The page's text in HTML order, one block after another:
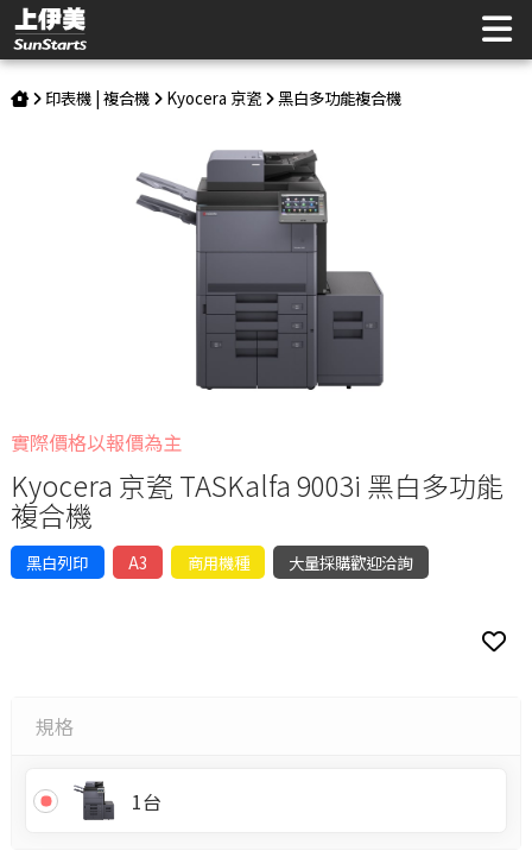
Kyocera 京瓷 TASKalfa 9003i 黑白多功能複合機 | 上伊美辦公
印表機 | 複合機 Kyocera 京瓷 黑白多功能複合機
實際價格以報價為主
Kyocera 京瓷 TASKalfa 9003i 黑白多功能
複合機
黑白列印 A3 商用機種 大量採購歡迎洽詢
規格
1台